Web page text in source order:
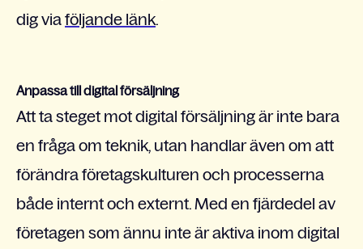
dig viaföljande länk.
Anpassa till digital försäljning
Att ta steget mot digital försäljning är inte bara
en fråga om teknik, utan handlar även om att
förändra företagskulturen och processerna
både internt och externt. Med en fjärdedel av
företagen som ännu inte är aktiva inom digital